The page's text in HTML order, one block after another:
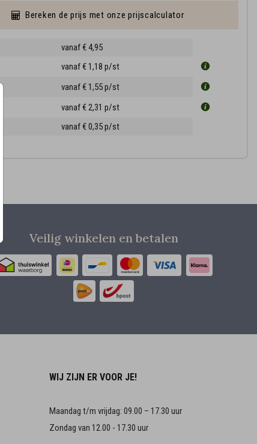
Bereken de prijs met onze prijscalculator
vanaf € 4,95
vanaf € 1,18 p/st
vanaf € 1,55p/st
vanaf € 2,31 p/st
vanaf € 0,35p/st
Veilig winkelen en betalen
WIJ ZIJN ER VOOR JE!
Maandag t/m vrijdag: 09.00 – 17.30 uur
Zondag van 12.00 - 17.30 uur